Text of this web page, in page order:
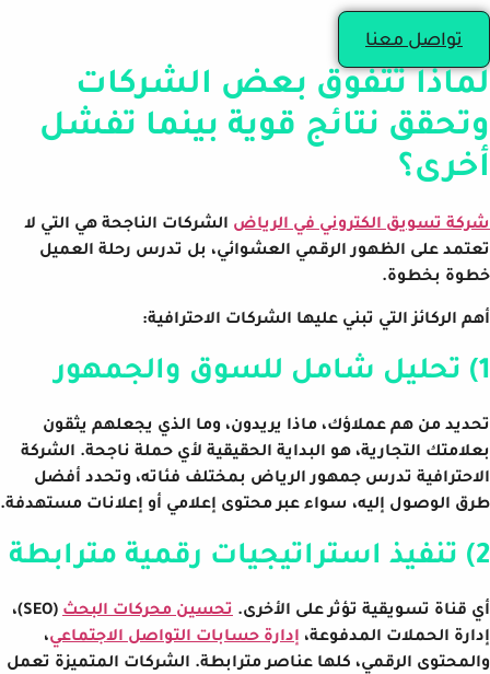
تواصل معنا
لماذا تتفوق بعض الشركات
وتحقق نتائج قوية بينما تفشل
أخرى؟
شركة تسويق الكتروني في الرياض الشركات الناجحة هي التي لا
تعتمد على الظهور الرقمي العشوائي، بل تدرس رحلة العميل
خطوة بخطوة.
أهم الركائز التي تبني عليها الشركات الاحترافية:
1) تحليل شامل للسوق والجمهور
تحديد من هم عملاؤك، ماذا يريدون، وما الذي يجعلهم يثقون
بعلامتك التجارية، هو البداية الحقيقية لأي حملة ناجحة. الشركة
الاحترافية تدرس جمهور الرياض بمختلف فئاته، وتحدد أفضل
طرق الوصول إليه، سواء عبر محتوى إعلامي أو إعلانات مستهدفة.
2) تنفيذ استراتيجيات رقمية مترابطة
أي قناة تسويقية تؤثر على الأخرى. تحسين محركات البحث
(SEO)،
إدارة الحملات المدفوعة، إدارة حسابات التواصل الاجتماعي،
والمحتوى الرقمي، كلها عناصر مترابطة. الشركات المتميزة تعمل